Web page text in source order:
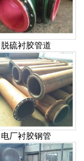
脱硫衬胶管道
电厂衬胶钢管